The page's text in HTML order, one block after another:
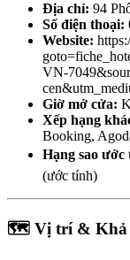
Địa chỉ: 94
Số điện thoại:
Website:
VN-
Giờ mở cửa:
Xếp hạng
Booking,
Hạng sao
(ước tính)
🗺️ Vị trí & Khả